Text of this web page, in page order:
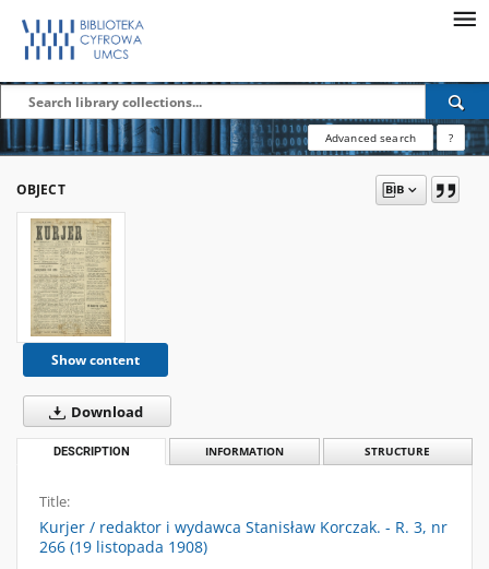
Advanced search ?
OBJECT
Show content
Download
DESCRIPTION INFORMATION STRUCTURE
Title:
Kurjer / redaktor i wydawca Stanisław Korczak. - R. 3, nr
266 (19 listopada 1908)